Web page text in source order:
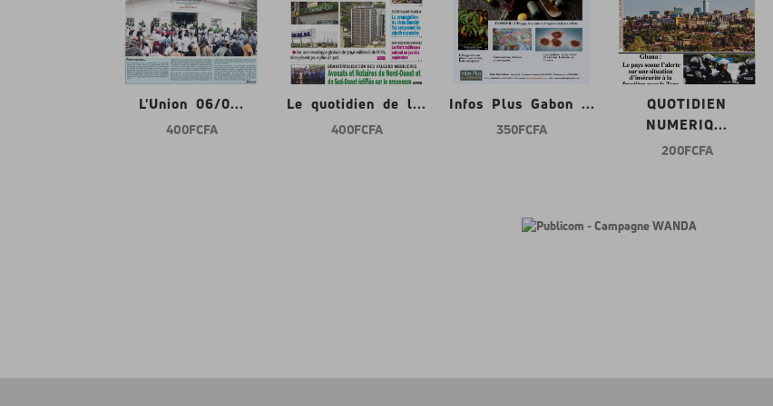
L'Union 06/0...
400 FCFA
Le quotidien de l...
400 FCFA
Infos Plus Gabon ...
350 FCFA
QUOTIDIEN
NUMERIQ...
200 FCFA